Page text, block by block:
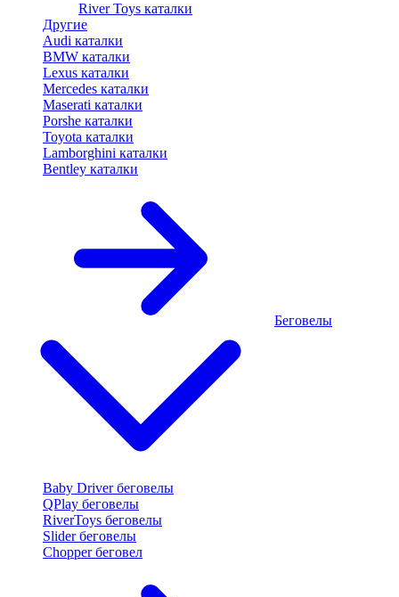
River Toys каталки
Другие
Audi каталки
BMW каталки
Lexus каталки
Mercedes каталки
Maserati каталки
Porshe каталки
Toyota каталки
Lamborghini каталки
Bentley каталки
Беговелы
Baby Driver беговелы
QPlay беговелы
RiverToys беговелы
Slider беговелы
Chopper беговел